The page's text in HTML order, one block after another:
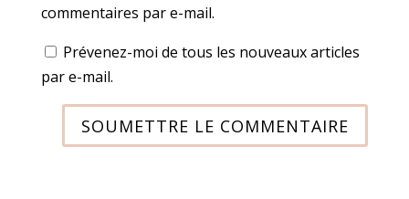
commentaires par e-mail.
Prévenez-moi de tous les nouveaux articles
par e-mail.
SOUMETTRE LE COMMENTAIRE